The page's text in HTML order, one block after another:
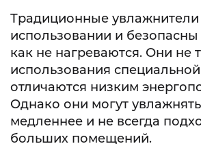
Традиционные увлажнители
использовании и безопасны
как не нагреваются. Они не
использования
отличаются низким
Однако они могут
медленнее и не всегда
больших помещений.